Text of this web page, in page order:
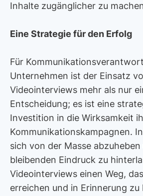
Inhalte zugänglicher zu
Eine Strategie für den Erfolg
Für
Unternehmen ist der Einsatz
Videointerviews mehr als nur
Entscheidung; es ist eine
Investition in die Wirksamkeit
Kommunikationskampagnen.
sich von der Masse abzuheben
bleibenden Eindruck zu
Videointerviews einen Weg,
erreichen und in Erinnerung zu